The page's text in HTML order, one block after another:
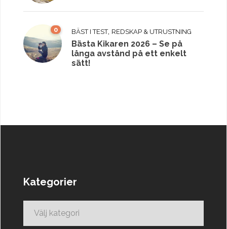
0 BÄST I TEST, REDSKAP & UTRUSTNING
Bästa Kikaren 2026 – Se på
långa avstånd på ett enkelt
sätt!
Kategorier